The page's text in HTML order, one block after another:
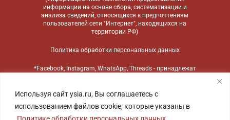
Используя сайт ysia.ru, Вы соглашаетесь с
использованием файлов cookie, которые указаны в
Политике обработки персональных данных
информации на основе сбора, систематизации и
анализа сведений, относящихся к предпочтениям
пользователей сети "Интернет", находящихся на
территории РФ)
Политика обработки персональных данных
*Facebook, Instagram, WhatsApp, Threads - принадлежат